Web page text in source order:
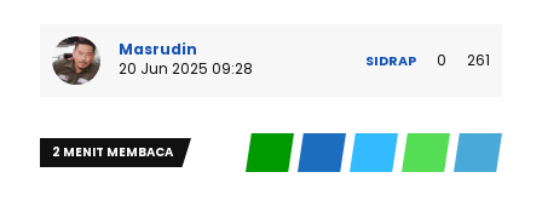
Masrudin
20 Jun 2025 09:28
SIDRAP 0 261
2 MENIT MEMBACA